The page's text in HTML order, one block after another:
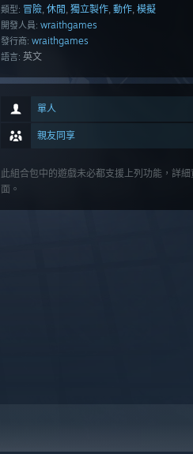
類型: 冒險, 休閒 , 獨立製作, 動作, 模擬
開發人員: wraithgames
發行商: wraithgames
語言: 英文
單人
親友同享
此組合包中的遊戲未必都支援上列功能，詳
面。